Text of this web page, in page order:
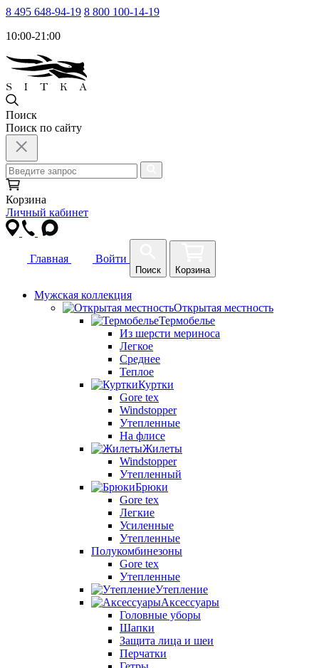
8 495 648-94-19 8 800 100-14-19
10:00-21:00
Поиск
Поиск по сайту
Корзина
Личный кабинет
Главная Войти
Поиск Корзина
Мужская коллекция
Открытая местность
Термобелье
Из шерсти мериноса
Легкое
Среднее
Теплое
Куртки
Gore tex
Windstopper
Утепленные
На флисе
Жилеты
Windstopper
Утепленный
Брюки
Gore tex
Легкие
Усиленные
Утепленные
Полукомбинезоны
Gore tex
Утепленные
Утепление
Аксессуары
Головные уборы
Шапки
Защита лица и шеи
Перчатки